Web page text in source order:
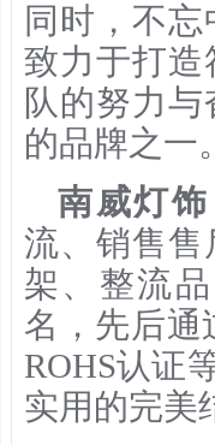
同时，不
致力于打
队的努力
的品牌之一。
南威灯饰
流、销售
架、整流
名，先后通
ROHS认证
实用的完美